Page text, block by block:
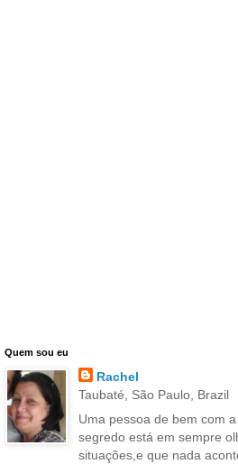
Quem sou eu
Rachel
Taubaté, São Paulo, Brazil
Uma pessoa de bem com
segredo está em sempre
situações,e que nada